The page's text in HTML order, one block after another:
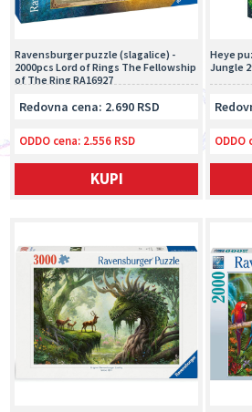
Heye
Jungle
ODDO
Ravensburger puzzle (slagalice) -
2000pcs Lord of Rings The Fellowship
of The Ring RA16927
Redovna cena: 2.690 RSD
ODDO cena: 2.556 RSD
KUPI